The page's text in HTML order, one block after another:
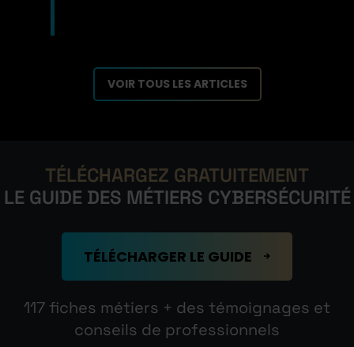
VOIR TOUS LES ARTICLES
TÉLÉCHARGEZ GRATUITEMENT
LE GUIDE DES MÉTIERS CYBERSÉCURITÉ
TÉLÉCHARGER LE GUIDE
117 fiches métiers + des témoignages et
conseils de professionnels